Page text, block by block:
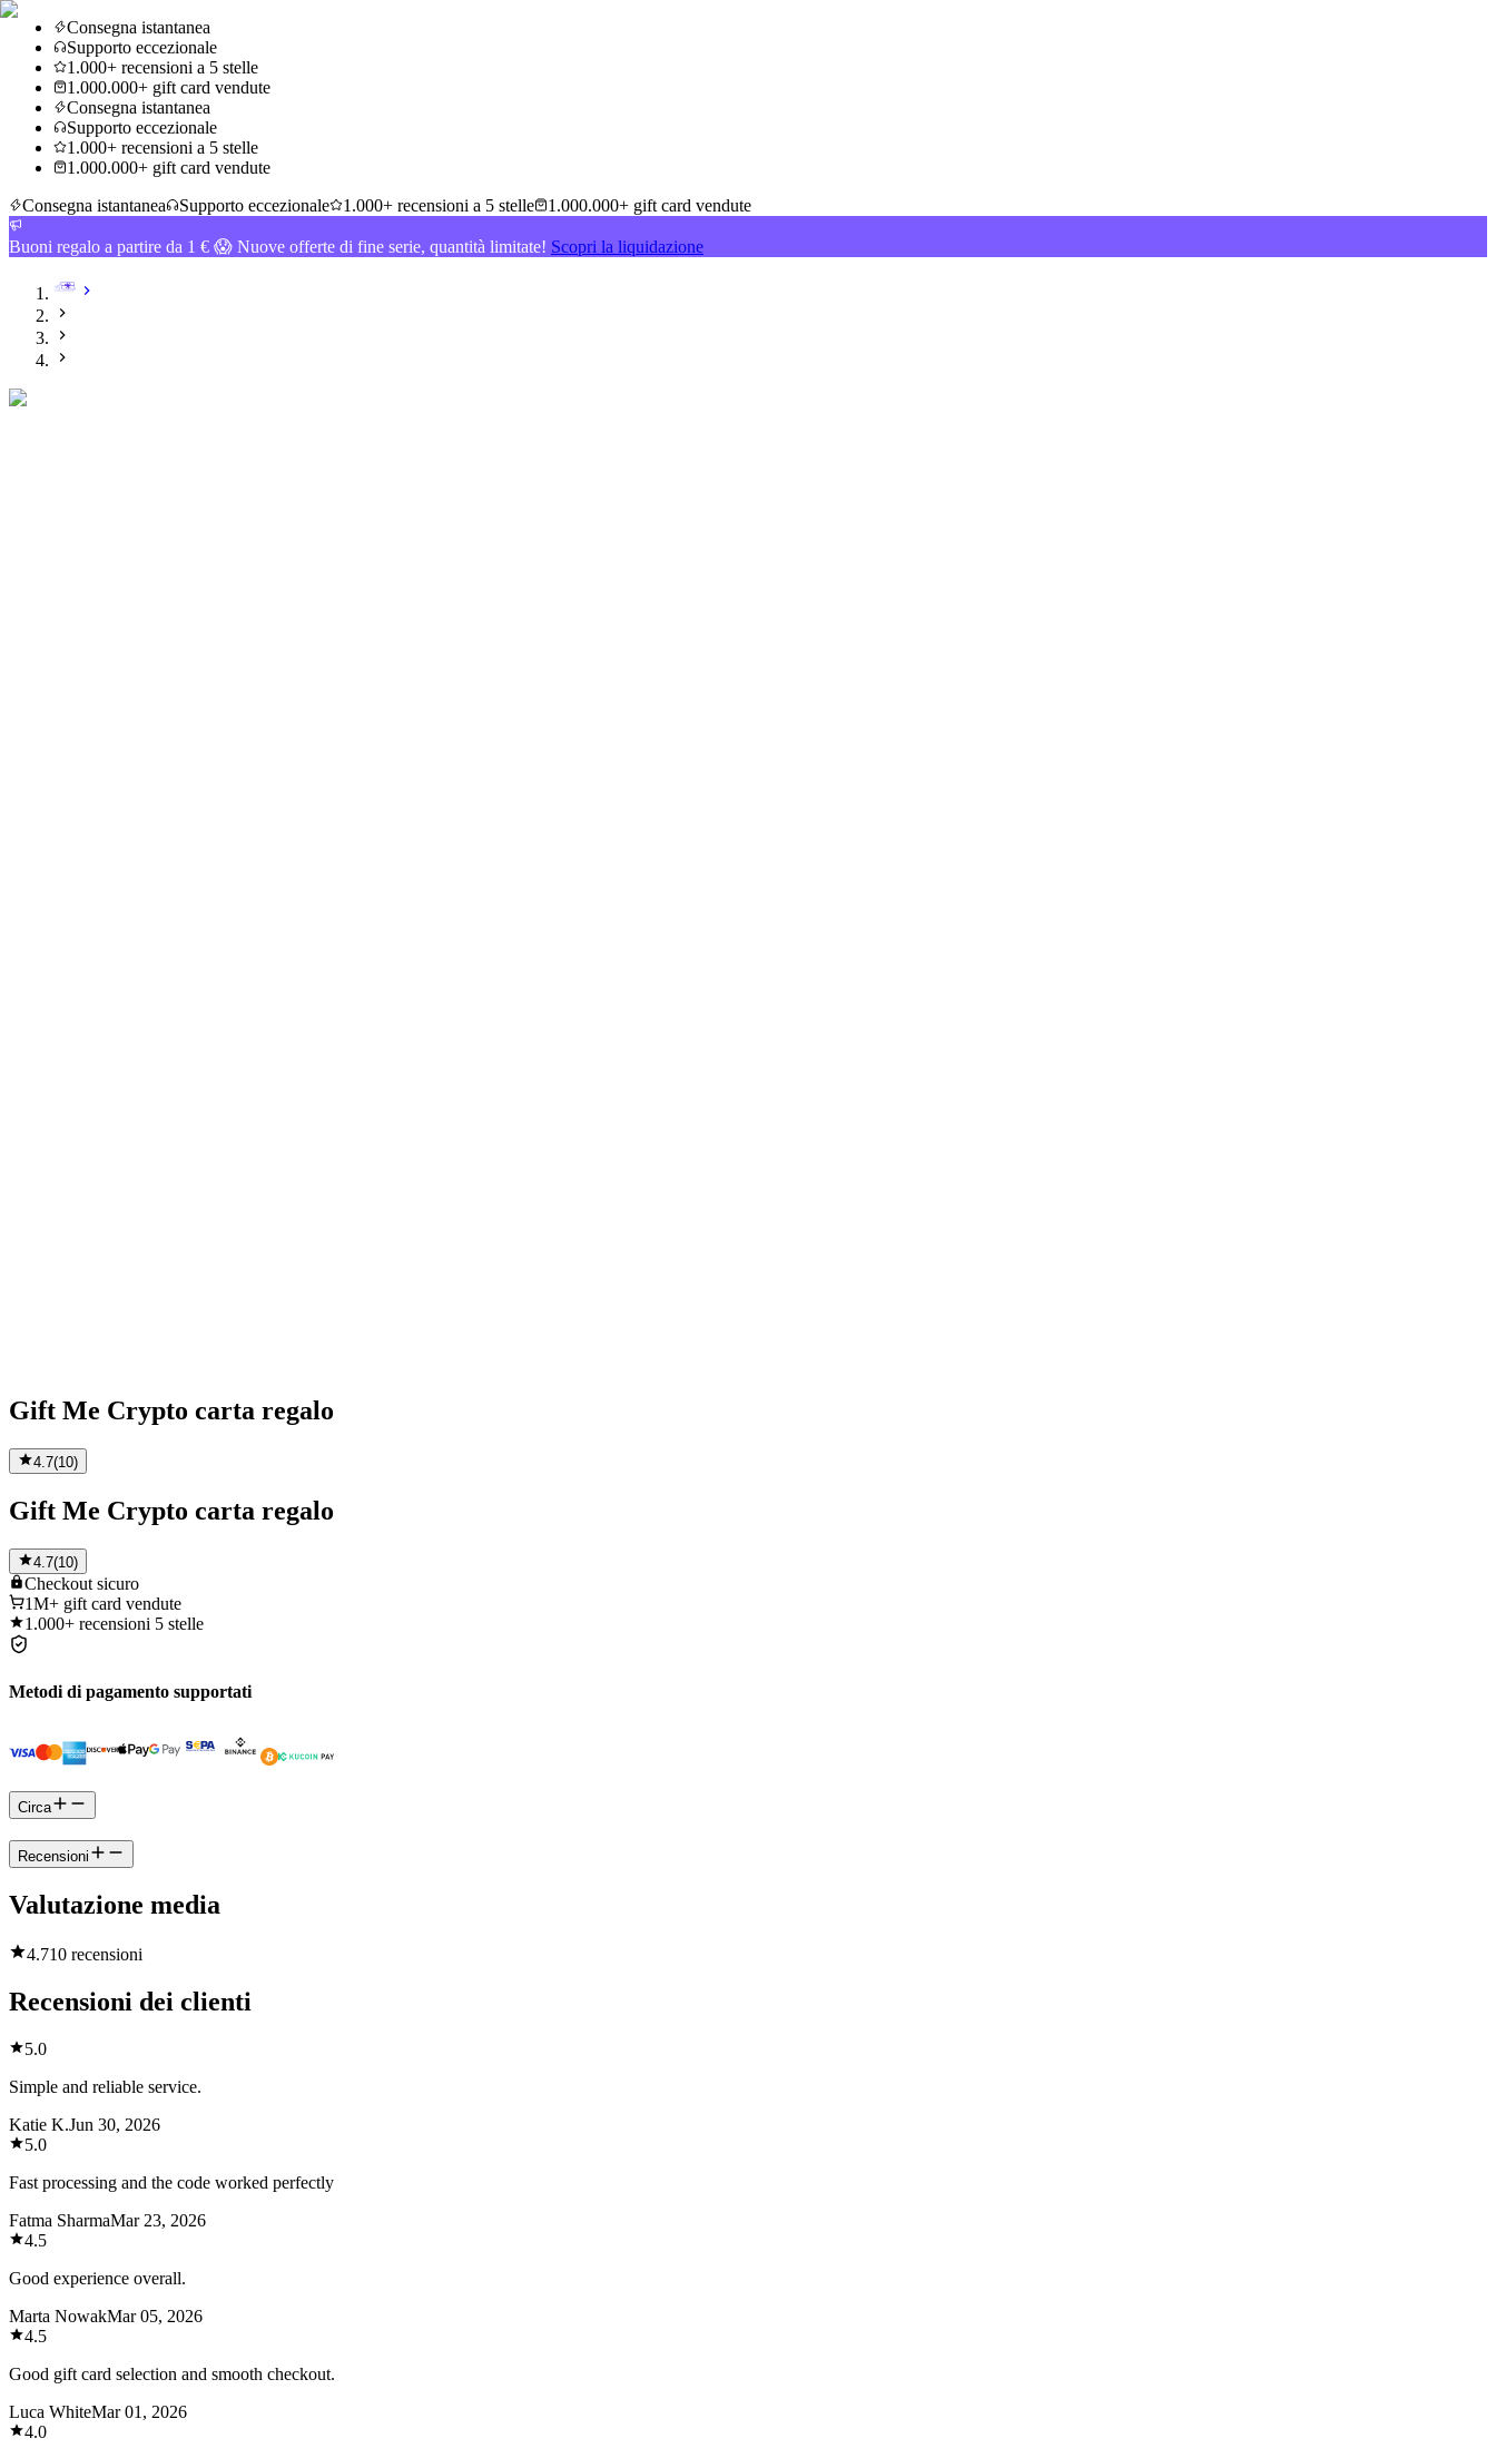
Consegna istantanea
Supporto eccezionale
1.000+ recensioni a 5 stelle
1.000.000+ gift card vendute
Consegna istantanea
Supporto eccezionale
1.000+ recensioni a 5 stelle
1.000.000+ gift card vendute
Consegna istantanea
Supporto eccezionale 1.000+ recensioni a 5 stelle 1.000.000+ gift card vendute
Buoni regalo a partire da 1 € 😱 Nuove offerte di fine serie, quantità limitate! Scopri la liquidazione
Gift Me Crypto carta regalo
4.7(10)
Gift Me Crypto carta regalo
4.7(10)
Checkout sicuro
1M+ gift card vendute
1.000+ recensioni 5 stelle
Metodi di pagamento supportati
Circa
Recensioni
Valutazione media
4.710 recensioni
Recensioni dei clienti
5.0
Simple and reliable service.
Katie K.Jun 30, 2026
5.0
Fast processing and the code worked perfectly
Fatma SharmaMar 23, 2026
4.5
Good experience overall.
Marta NowakMar 05, 2026
4.5
Good gift card selection and smooth checkout.
Luca WhiteMar 01, 2026
4.0